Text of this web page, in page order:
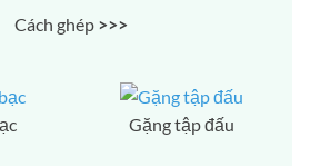
Cách ghép >>>
Gặng tập đấu